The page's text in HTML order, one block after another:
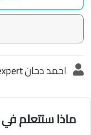
احمد دحان Holder of IACPA Certifr Ifrsexpert
ماذا ستتعلم